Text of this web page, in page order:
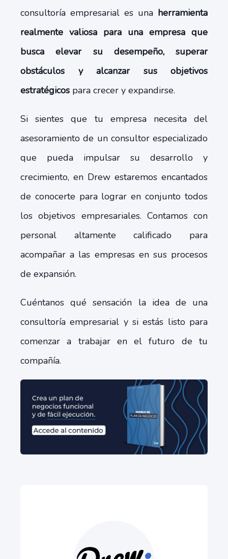
consultoría empresarial es una herramienta
realmente valiosa para una empresa que
busca elevar su desempeño, superar
obstáculos y alcanzar sus objetivos
estratégicos para crecer y expandirse.
Si sientes que tu empresa necesita del
asesoramiento de un consultor especializado
que pueda impulsar su desarrollo y
crecimiento, en Drew estaremos encantados
de conocerte para lograr en conjunto todos
los objetivos empresariales. Contamos con
personal altamente calificado para
acompañar a las empresas en sus procesos
de expansión.
Cuéntanos qué sensación la idea de una
consultoría empresarial y si estás listo para
comenzar a trabajar en el futuro de tu
compañía.